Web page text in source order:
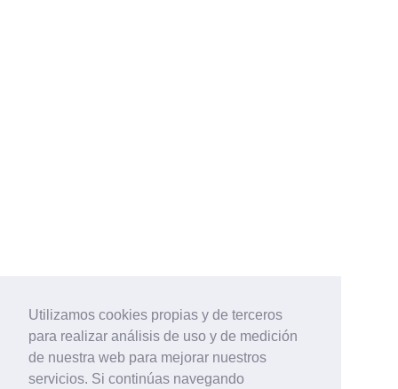
Utilizamos cookies propias y de terceros
para realizar análisis de uso y de medición
de nuestra web para mejorar nuestros
servicios. Si continúas navegando